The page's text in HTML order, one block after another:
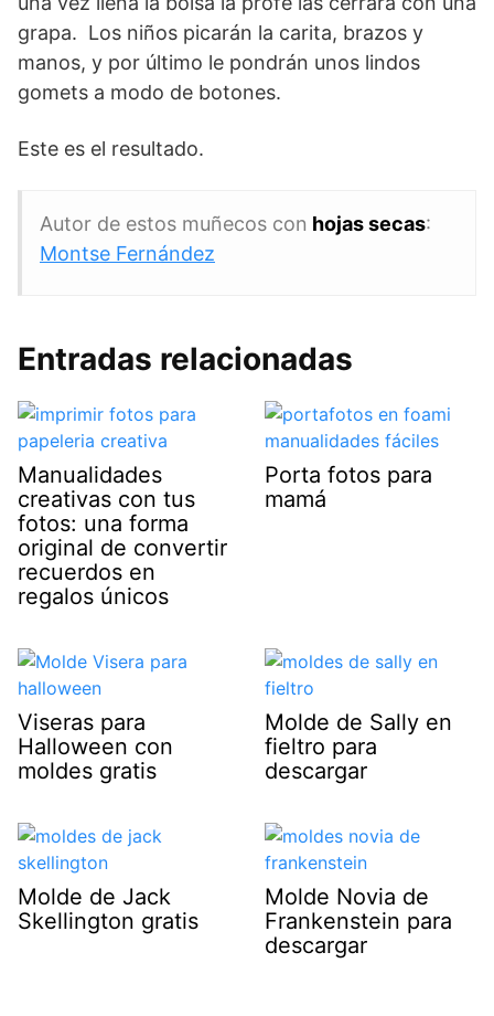
grapa. Los niños picarán la carita, brazos y
manos, y por último le pondrán unos lindos
gomets a modo de botones.
Este es el resultado.
Autor de estos muñecos con hojas secas:
Montse Fernández
Entradas relacionadas
Manualidades
creativas con tus
fotos: una forma
original de convertir
recuerdos en
regalos únicos
Porta fotos para
mamá
Viseras para
Halloween con
moldes gratis
Molde de Sally en
fieltro para
descargar
Molde de Jack
Skellington gratis
Molde Novia de
Frankenstein para
descargar